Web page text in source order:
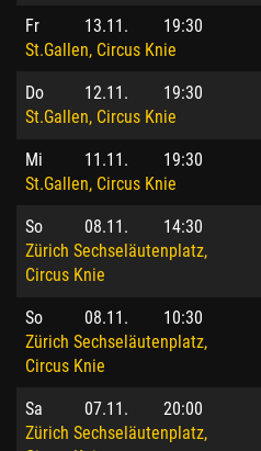
Fr 13.11.
19:30
St.Gallen, Circus Knie
Do 12.11.
19:30
St.Gallen, Circus Knie
Mi 11.11.
19:30
St.Gallen, Circus Knie
So 08.11.
14:30
Zürich Sechseläutenplatz,
Circus Knie
So 08.11.
10:30
Zürich Sechseläutenplatz,
Circus Knie
Sa 07.11.
20:00
Zürich Sechseläutenplatz,